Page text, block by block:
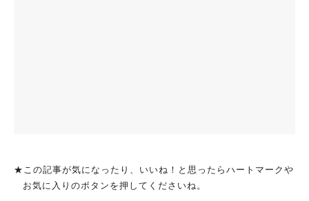
★この記事が気になったり、いいね！と思ったらハートマークや
お気に入りのボタンを押してくださいね。